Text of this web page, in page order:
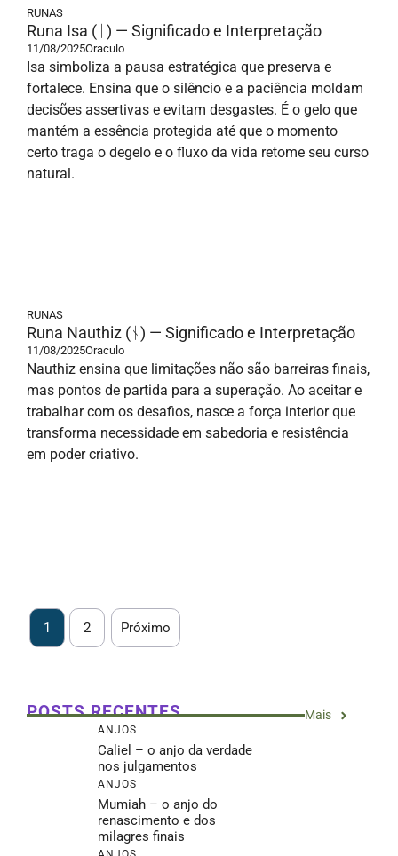
RUNAS
Runa Isa (ᛁ) — Significado e Interpretação
11/08/2025Oraculo
Isa simboliza a pausa estratégica que preserva e
fortalece. Ensina que o silêncio e a paciência moldam
decisões assertivas e evitam desgastes. É o gelo que
mantém a essência protegida até que o momento
certo traga o degelo e o fluxo da vida retome seu curso
natural.
RUNAS
Runa Nauthiz (ᚾ) — Significado e Interpretação
11/08/2025Oraculo
Nauthiz ensina que limitações não são barreiras finais,
mas pontos de partida para a superação. Ao aceitar e
trabalhar com os desafios, nasce a força interior que
transforma necessidade em sabedoria e resistência
em poder criativo.
1 2 Próximo
POSTS RECENTES Mais
ANJOS
Caliel – o anjo da verdade
nos julgamentos
ANJOS
Mumiah – o anjo do
renascimento e dos
milagres finais